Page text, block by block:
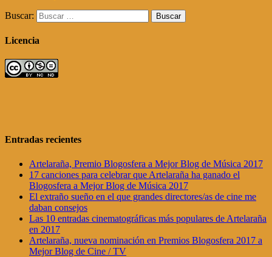
Buscar:
Licencia
Entradas recientes
Artelaraña, Premio Blogosfera a Mejor Blog de Música 2017
17 canciones para celebrar que Artelaraña ha ganado el
Blogosfera a Mejor Blog de Música 2017
El extraño sueño en el que grandes directores/as de cine me
daban consejos
Las 10 entradas cinematográficas más populares de Artelaraña
en 2017
Artelaraña, nueva nominación en Premios Blogosfera 2017 a
Mejor Blog de Cine / TV